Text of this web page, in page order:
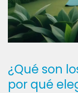
¿Qué son
por qué